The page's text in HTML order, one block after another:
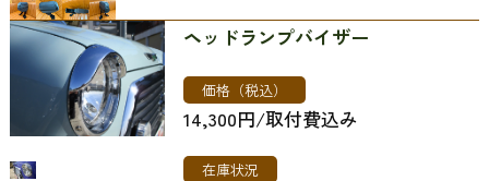
ヘッドランプバイザー
価格（税込）
14,300円/取付費込み
在庫状況